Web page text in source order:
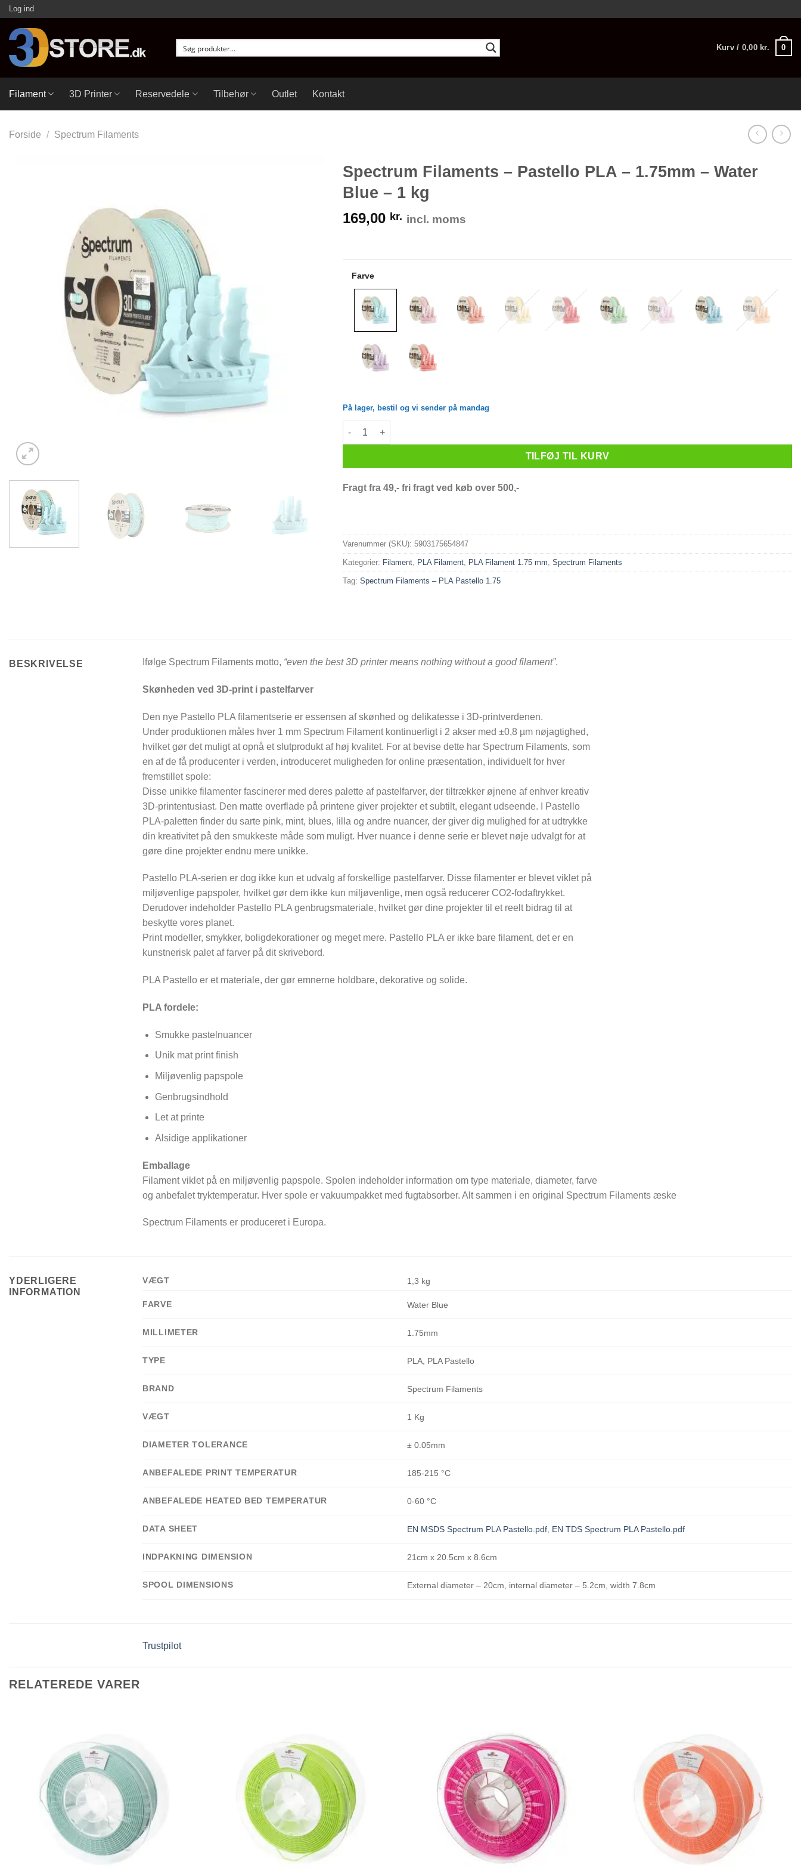
Fortsæt
indhold
Log ind
Kurv / 0,00 kr. 0
Filament 3D Printer Reservedele Tilbehør Outlet Kontakt
Forside / Spectrum Filaments
Spectrum Filaments – Pastello PLA – 1.75mm – Water
Blue – 1 kg
169,00 kr. incl. moms
Farve
På lager, bestil og vi sender på mandag
Spectrum Filaments - Pastello PLA - 1.75mm - Water Blue - 1 kg antal
TILFØJ TIL KURV
Fragt fra 49,- fri fragt ved køb over 500,-
Varenummer (SKU): 5903175654847
Kategorier: Filament, PLA Filament, PLA Filament 1.75 mm, Spectrum Filaments
Tag: Spectrum Filaments – PLA Pastello 1.75
BESKRIVELSE Ifølge Spectrum Filaments motto, “even the best 3D printer means nothing without a good filament”.
Skønheden ved 3D-print i pastelfarver
Den nye Pastello PLA filamentserie er essensen af skønhed og delikatesse i 3D-printverdenen.
Under produktionen måles hver 1 mm Spectrum Filament kontinuerligt i 2 akser med ±0,8 µm nøjagtighed,
hvilket gør det muligt at opnå et slutprodukt af høj kvalitet. For at bevise dette har Spectrum Filaments, som
en af de få producenter i verden, introduceret muligheden for online præsentation, individuelt for hver
fremstillet spole:
Disse unikke filamenter fascinerer med deres palette af pastelfarver, der tiltrækker øjnene af enhver kreativ
3D-printentusiast. Den matte overflade på printene giver projekter et subtilt, elegant udseende. I Pastello
PLA-paletten finder du sarte pink, mint, blues, lilla og andre nuancer, der giver dig mulighed for at udtrykke
din kreativitet på den smukkeste måde som muligt. Hver nuance i denne serie er blevet nøje udvalgt for at
gøre dine projekter endnu mere unikke.
Pastello PLA-serien er dog ikke kun et udvalg af forskellige pastelfarver. Disse filamenter er blevet viklet på
miljøvenlige papspoler, hvilket gør dem ikke kun miljøvenlige, men også reducerer CO2-fodaftrykket.
Derudover indeholder Pastello PLA genbrugsmateriale, hvilket gør dine projekter til et reelt bidrag til at
beskytte vores planet.
Print modeller, smykker, boligdekorationer og meget mere. Pastello PLA er ikke bare filament, det er en
kunstnerisk palet af farver på dit skrivebord.
PLA Pastello er et materiale, der gør emnerne holdbare, dekorative og solide.
PLA fordele:
Smukke pastelnuancer
Unik mat print finish
Miljøvenlig papspole
Genbrugsindhold
Let at printe
Alsidige applikationer
Emballage
Filament viklet på en miljøvenlig papspole. Spolen indeholder information om type materiale, diameter, farve
og anbefalet tryktemperatur. Hver spole er vakuumpakket med fugtabsorber. Alt sammen i en original Spectrum Filaments æske
Spectrum Filaments er produceret i Europa.
YDERLIGERE
INFORMATION
VÆGT 1,3 kg
FARVE Water Blue
MILLIMETER 1.75mm
TYPE PLA, PLA Pastello
BRAND Spectrum Filaments
VÆGT 1 Kg
DIAMETER TOLERANCE ± 0.05mm
ANBEFALEDE PRINT TEMPERATUR 185-215 °C
ANBEFALEDE HEATED BED TEMPERATUR 0-60 °C
DATA SHEET EN MSDS Spectrum PLA Pastello.pdf, EN TDS Spectrum PLA Pastello.pdf
INDPAKNING DIMENSION 21cm x 20.5cm x 8.6cm
SPOOL DIMENSIONS External diameter – 20cm, internal diameter – 5.2cm, width 7.8cm
Trustpilot
RELATEREDE VARER